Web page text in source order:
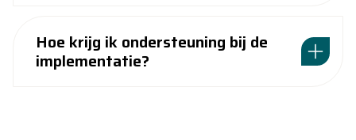
Hoe krijg ik ondersteuning bij de
implementatie?